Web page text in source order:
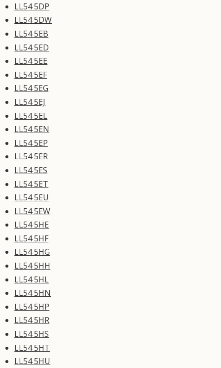
LL54 5DP
LL54 5DW
LL54 5EB
LL54 5ED
LL54 5EE
LL54 5EF
LL54 5EG
LL54 5EJ
LL54 5EL
LL54 5EN
LL54 5EP
LL54 5ER
LL54 5ES
LL54 5ET
LL54 5EU
LL54 5EW
LL54 5HE
LL54 5HF
LL54 5HG
LL54 5HH
LL54 5HL
LL54 5HN
LL54 5HP
LL54 5HR
LL54 5HS
LL54 5HT
LL54 5HU